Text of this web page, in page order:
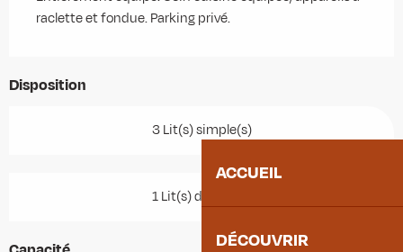
ACCUEIL
DÉCOUVRIR
raclette et fondue. Parking privé.
Disposition
3 Lit(s) simple(s)
1 Lit(s) double(s)